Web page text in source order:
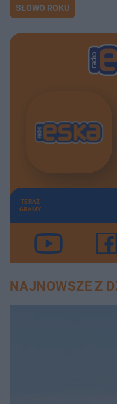
SŁOWO ROKU
TERAZ
GRAMY
NAJNOWSZE Z